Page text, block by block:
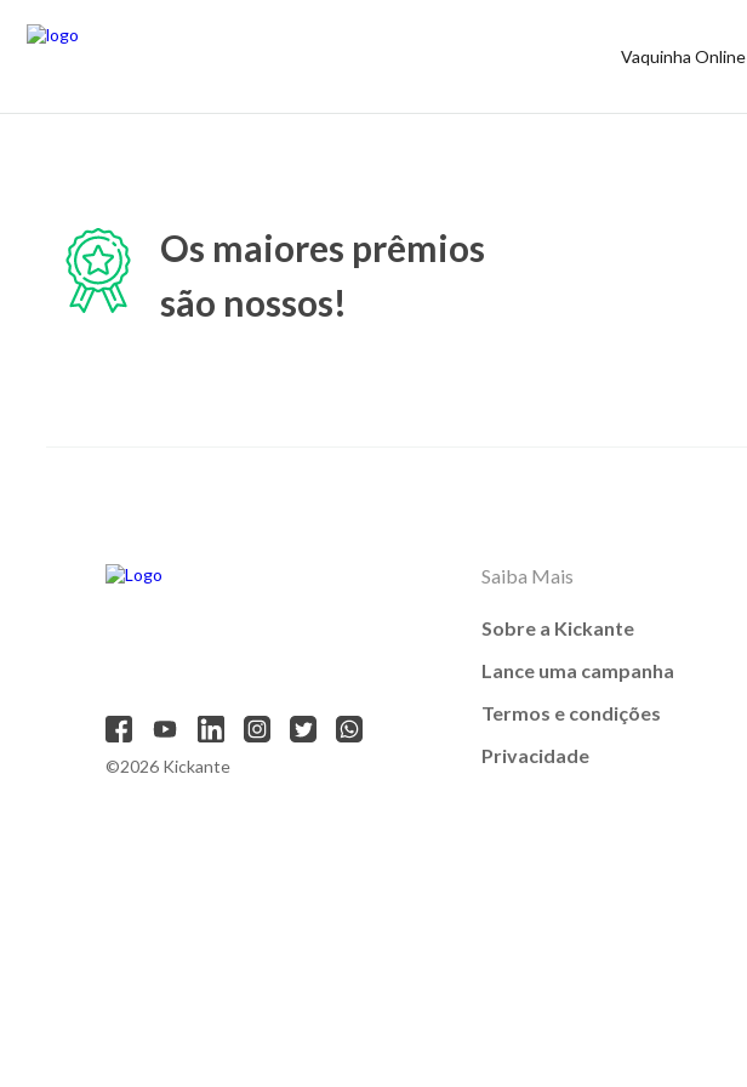
Vaquinha Online
Os maiores prêmios
são nossos!
©2026 Kickante
Saiba Mais
Sobre a Kickante
Lance uma campanha
Termos e condições
Privacidade